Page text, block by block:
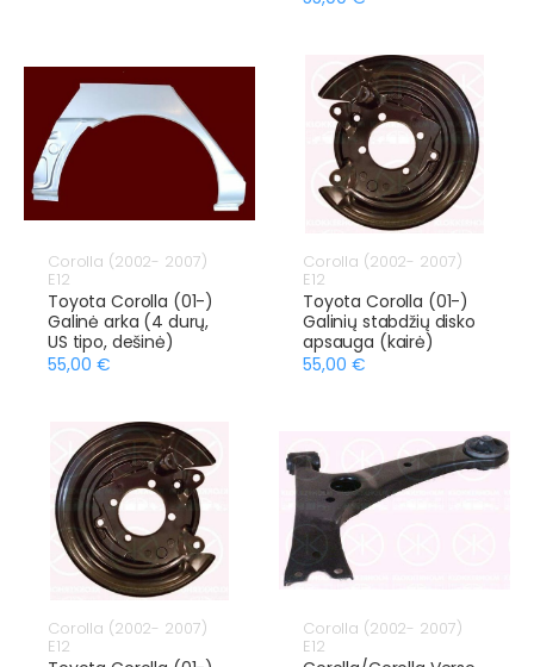
Corolla (2002- 2007)
E12
Toyota Corolla (01-)
Galinė arka (4 durų,
US tipo, dešinė)
55,00 €
Corolla (2002- 2007)
E12
Toyota Corolla (01-)
Galinių stabdžių disko
apsauga (kairė)
55,00 €
Corolla (2002- 2007)
E12
Corolla (2002- 2007)
E12